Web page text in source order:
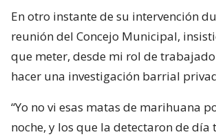
En otro instante de su intervención
reunión del Concejo Municipal,
que meter, desde mi rol de
hacer una investigación barrial
“Yo no vi esas matas de marihuana
noche, y los que la detectaron de